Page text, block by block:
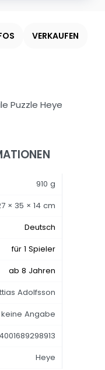
VERKAUFEN
Puzzle Heye
910 g
× 35 × 14 cm
Deutsch
für 1 Spieler
ab 8 Jahren
Adolfsson
keine Angabe
Heye